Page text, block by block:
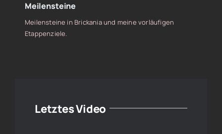
Meilensteine
Meilensteine in Brickania und meine vorläufigen
Etappenziele.
Letztes Video